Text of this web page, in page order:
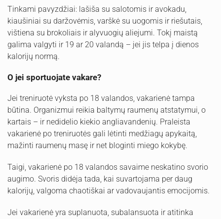
Tinkami pavyzdžiai: lašiša su salotomis ir avokadu,
kiaušiniai su daržovėmis, varškė su uogomis ir riešutais,
vištiena su brokoliais ir alyvuogių aliejumi. Tokį maistą
galima valgyti ir 19 ar 20 valandą – jei jis telpa į dienos
kalorijų normą.
O jei sportuojate vakare?
Jei treniruotė vyksta po 18 valandos, vakarienė tampa
būtina. Organizmui reikia baltymų raumenų atstatymui, o
kartais – ir nedidelio kiekio angliavandenių. Praleista
vakarienė po treniruotės gali lėtinti medžiagų apykaitą,
mažinti raumenų masę ir net bloginti miego kokybę.
Taigi, vakarienė po 18 valandos savaime neskatino svorio
augimo. Svoris didėja tada, kai suvartojama per daug
kalorijų, valgoma chaotiškai ar vadovaujantis emocijomis.
Jei vakarienė yra suplanuota, subalansuota ir atitinka